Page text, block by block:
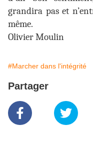
grandira pas et
même.
Olivier Moulin
#Marcher dans l'intégrité
Partager